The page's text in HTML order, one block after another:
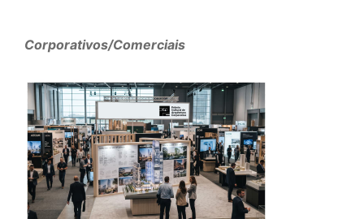
Corporativos/Comerciais